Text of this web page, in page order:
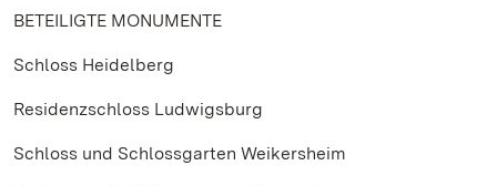
BETEILIGTE MONUMENTE
Schloss Heidelberg
Residenzschloss Ludwigsburg
Schloss und Schlossgarten Weikersheim